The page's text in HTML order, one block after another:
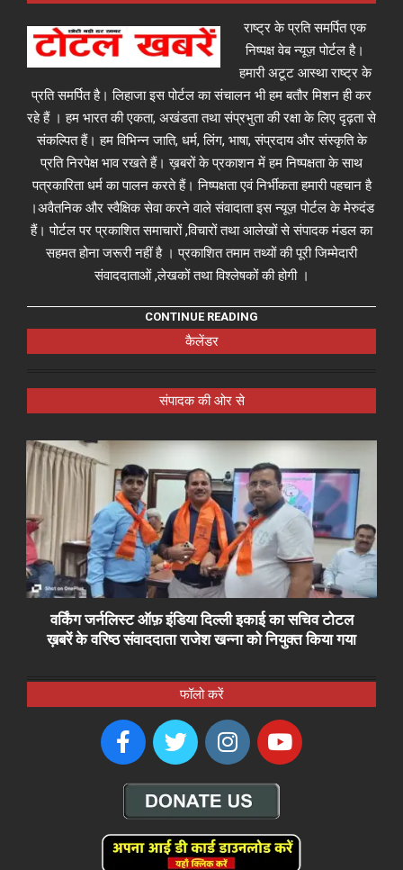
राष्ट्र के प्रति समर्पित एक
निष्पक्ष वेब न्यूज़ पोर्टल है।
हमारी अटूट आस्था राष्ट्र के
प्रति समर्पित है। लिहाजा इस पोर्टल का संचालन भी हम बतौर मिशन ही कर
रहे हैं । हम भारत की एकता, अखंडता तथा संप्रभुता की रक्षा के लिए दृढ़ता से
संकल्पित हैं। हम विभिन्न जाति, धर्म, लिंग, भाषा, संप्रदाय और संस्कृति के
प्रति निरपेक्ष भाव रखते हैं। ख़बरों के प्रकाशन में हम निष्पक्षता के साथ
पत्रकारिता धर्म का पालन करते हैं। निष्पक्षता एवं निर्भीकता हमारी पहचान है
।अवैतनिक और स्वैक्षिक सेवा करने वाले संवादाता इस न्यूज़ पोर्टल के मेरुदंड
हैं। पोर्टल पर प्रकाशित समाचारों ,विचारों तथा आलेखों से संपादक मंडल का
सहमत होना जरूरी नहीं है । प्रकाशित तमाम तथ्यों की पूरी जिम्मेदारी
संवाददाताओं ,लेखकों तथा विश्लेषकों की होगी ।
CONTINUE READING
कैलेंडर
संपादक की ओर से
वर्किंग जर्नलिस्ट ऑफ़ इंडिया दिल्ली इकाई का सचिव टोटल
ख़बरें के वरिष्ठ संवाददाता राजेश खन्ना को नियुक्त किया गया
फॉलो करें